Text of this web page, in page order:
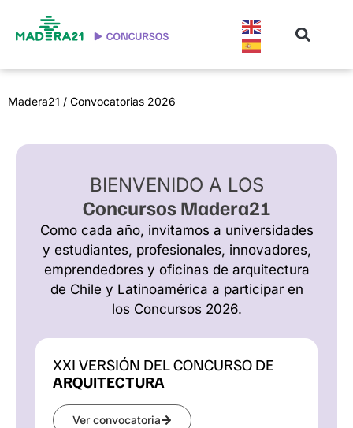
Madera21 / Convocatorias 2026
BIENVENIDO A LOS
Concursos Madera21
Como cada año, invitamos a universidades
y estudiantes, profesionales, innovadores,
emprendedores y oficinas de arquitectura
de Chile y Latinoamérica a participar en
los Concursos 2026.
XXI VERSIÓN DEL CONCURSO DE
ARQUITECTURA
Ver convocatoria